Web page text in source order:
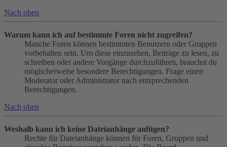
Nach oben
Warum kann ich auf bestimmte Foren nicht zugreifen?
Manche Foren können bestimmten Benutzern oder Gruppen
vorbehalten sein. Um diese einzusehen, Beiträge zu lesen, zu
schreiben oder andere Vorgänge durchzuführen, brauchst du
möglicherweise besondere Berechtigungen. Frage einen
Moderator oder Administrator nach entsprechenden
Berechtigungen.
Nach oben
Weshalb kann ich keine Dateianhänge anfügen?
Rechte für Dateianhänge können für Foren, Gruppen und